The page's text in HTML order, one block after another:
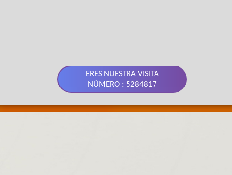
ERES NUESTRA VISITA
NÚMERO : 5284817